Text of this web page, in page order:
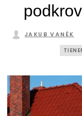
JAKUB VANĚK